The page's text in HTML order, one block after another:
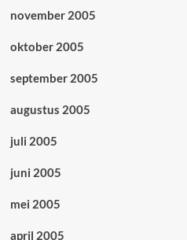
november 2005
oktober 2005
september 2005
augustus 2005
juli 2005
juni 2005
mei 2005
april 2005